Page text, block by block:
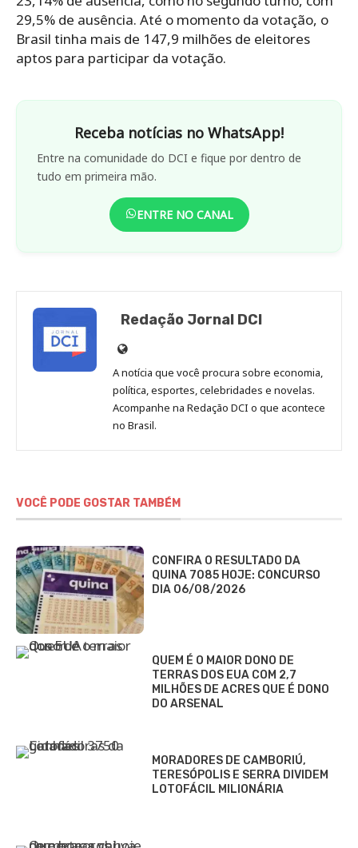
29,5% de ausência. Até o momento da votação, o
Brasil tinha mais de 147,9 milhões de eleitores
aptos para participar da votação.
Receba notícias no WhatsApp!
Entre na comunidade do DCI e fique por dentro de
tudo em primeira mão.
ENTRE NO CANAL
Redação Jornal DCI
Site
de
Redação
Jornal
DCI
A notícia que você procura sobre economia,
política, esportes, celebridades e novelas.
Acompanhe na Redação DCI o que acontece
no Brasil.
VOCÊ PODE GOSTAR TAMBÉM
CONFIRA O RESULTADO DA
QUINA 7085 HOJE: CONCURSO
DIA 06/08/2026
QUEM É O MAIOR DONO DE
TERRAS DOS EUA COM 2,7
MILHÕES DE ACRES QUE É DONO
DO ARSENAL
MORADORES DE CAMBORIÚ,
TERESÓPOLIS E SERRA DIVIDEM
LOTOFÁCIL MILIONÁRIA